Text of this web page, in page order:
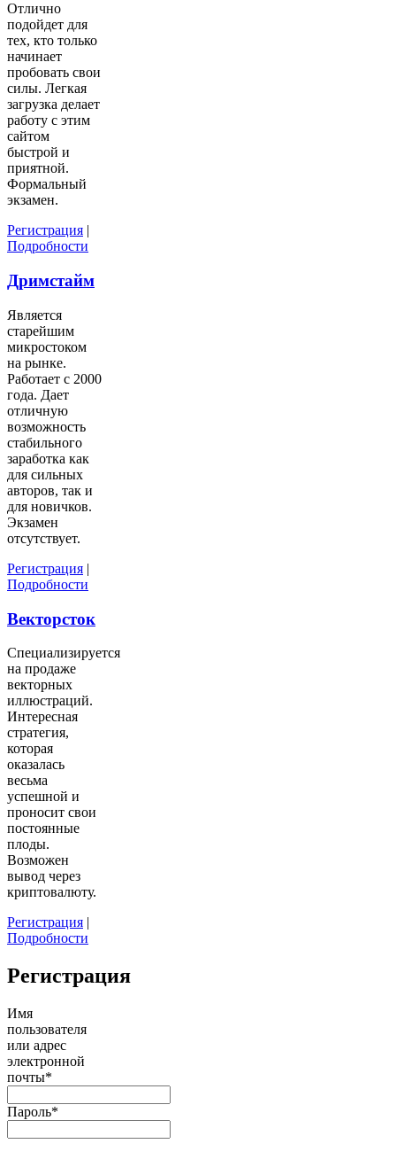
Отлично
подойдет для
тех, кто только
начинает
пробовать свои
силы. Легкая
загрузка делает
работу с этим
сайтом
быстрой и
приятной.
Формальный
экзамен.
Регистрация |
Подробности
Дримстайм
Является
старейшим
микростоком
на рынке.
Работает с 2000
года. Дает
отличную
возможность
стабильного
заработка как
для сильных
авторов, так и
для новичков.
Экзамен
отсутствует.
Регистрация |
Подробности
Векторсток
Специализируется
на продаже
векторных
иллюстраций.
Интересная
стратегия,
которая
оказалась
весьма
успешной и
проносит свои
постоянные
плоды.
Возможен
вывод через
криптовалюту.
Регистрация |
Подробности
Регистрация
Имя
пользователя
или адрес
электронной
почты*
Пароль*